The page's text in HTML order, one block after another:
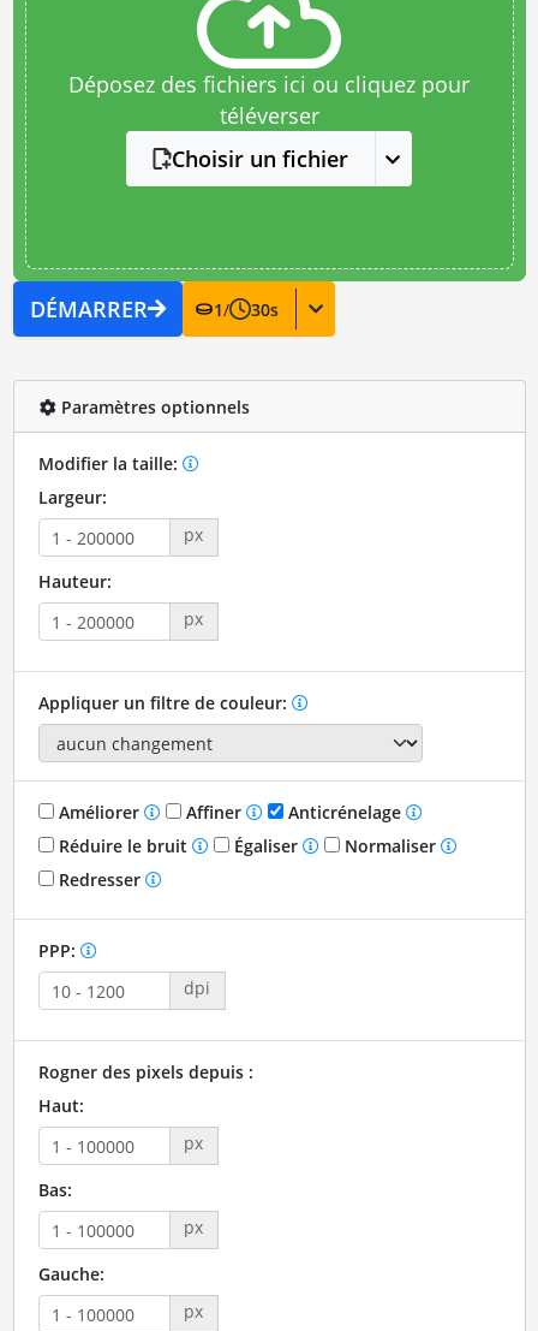
Déposez des fichiers ici ou cliquez pour
téléverser
Choisir un fichier
DÉMARRER 1/ 30s
Paramètres optionnels
Modifier la taille:
Largeur:
px
Hauteur:
px
Appliquer un filtre de couleur:
Améliorer Affiner
Anticrénelage
Réduire le bruit
Égaliser
Normaliser
Redresser
PPP:
dpi
Rogner des pixels depuis :
Haut:
px
Bas:
px
Gauche:
px